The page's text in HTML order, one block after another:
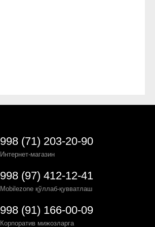
998 (71) 203-20-90
Интернет-магазин
998 (97) 412-12-41
Mobilezone қўллаб-қувватлаш
998 (91) 166-00-09
Корпоратив мижозларга